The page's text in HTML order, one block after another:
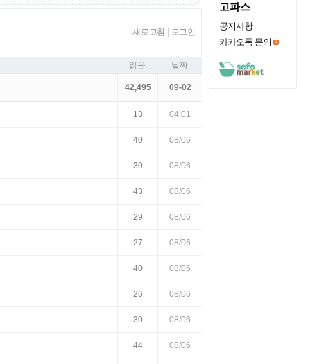
새로고침 로그인
읽음 날짜
42,495 09-02
13 04:01
40 08/06
30 08/06
43 08/06
29 08/06
27 08/06
40 08/06
26 08/06
30 08/06
44 08/06
고파스
공지사항
카카오톡 문의